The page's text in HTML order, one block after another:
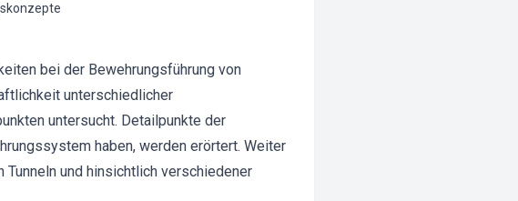
bei der Bewehrungsführung von
unterschiedlicher
untersucht. Detailpunkte der
haben, werden erörtert. Weiter
und hinsichtlich verschiedener